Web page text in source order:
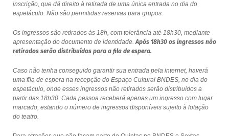
inscrição, que dá direito à retirada de uma única entrada no dia do
espetáculo. Não são permitidas reservas para grupos.
Os ingressos são retirados às 18h, com tolerância até 18h30, mediante
apresentação do documento de identidade.Após 18h30 os ingressos não
retirados serão distribuídos para a fila de espera.
Caso não tenha conseguido garantir sua entrada pela internet, haverá
uma fila de espera na recepção do Espaço Cultural BNDES, no dia do
espetáculo, onde esses ingressos não retirados serão distribuídos a
partir das 18h30. Cada pessoa receberá apenas um ingresso com lugar
marcado, estando o número de ingressos disponíveis sujeito à lotação
do teatro.